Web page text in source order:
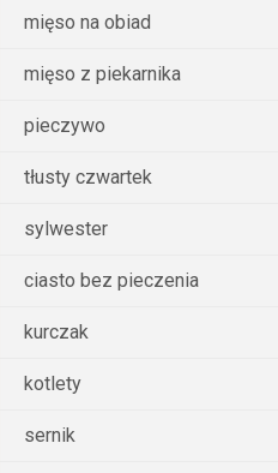
mięso na obiad
mięso z piekarnika
pieczywo
tłusty czwartek
sylwester
ciasto bez pieczenia
kurczak
kotlety
sernik